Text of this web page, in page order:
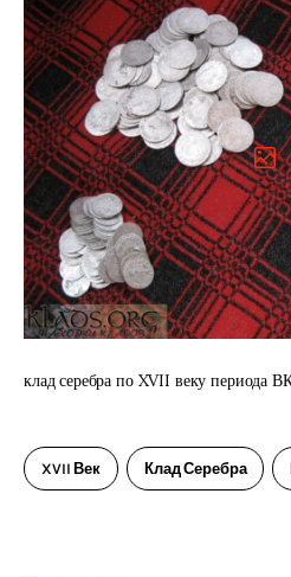
клад серебра по XVII веку периода
XVII Век Клад Серебра